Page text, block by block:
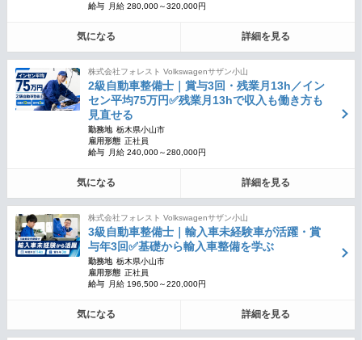
給与
月給 280,000～320,000円
気になる 詳細を見る
株式会社フォレスト Volkswagenサザン小山
2級自動車整備士｜賞与3回・残業月13h／イン
セン平均75万円✅残業月13hで収入も働き方も
見直せる
勤務地 栃木県小山市
雇用形態 正社員
給与
月給 240,000～280,000円
気になる 詳細を見る
株式会社フォレスト Volkswagenサザン小山
3級自動車整備士｜輸入車未経験車が活躍・賞
与年3回✅基礎から輸入車整備を学ぶ
勤務地 栃木県小山市
雇用形態 正社員
給与
月給 196,500～220,000円
気になる 詳細を見る